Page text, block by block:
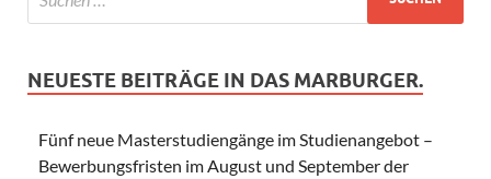
NEUESTE BEITRÄGE IN DAS MARBURGER.
Fünf neue Masterstudiengänge im Studienangebot –
Bewerbungsfristen im August und September der